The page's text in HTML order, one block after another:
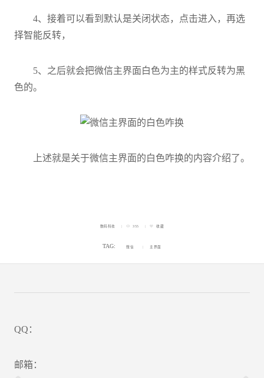
4、接着可以看到默认是关闭状态，点击进入，再选
择智能反转，
5、之后就会把微信主界面白色为主的样式反转为黑
色的。
上述就是关于微信主界面的白色咋换的内容介绍了。
数码科技 355 收藏
TAG: 微信 主界面
QQ：
邮箱：